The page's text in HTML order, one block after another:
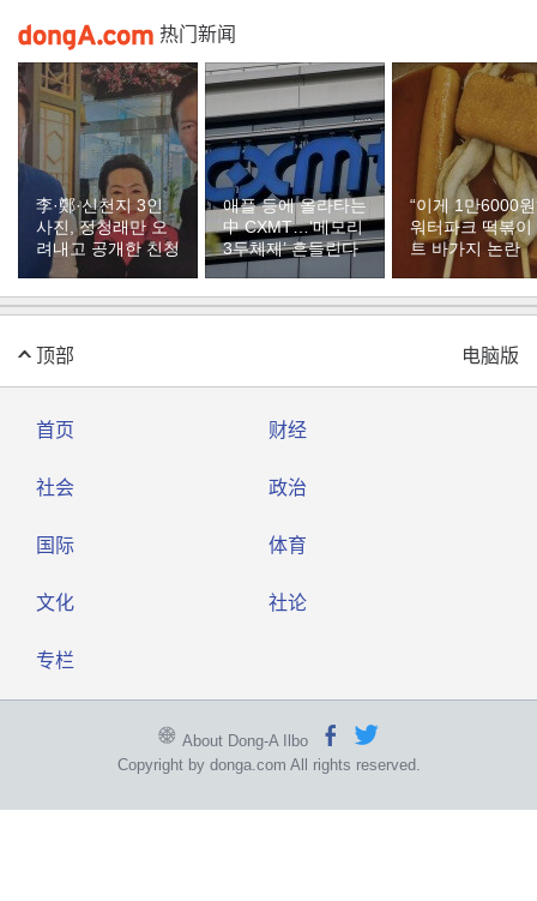
热门新闻
李·鄭·신천지 3인
사진, 정청래만 오
려내고 공개한 친청
애플 등에 올라타는
中 CXMT…‘메모리
3두체제’ 흔들린다
“이게 1만6000원
워터파크 떡볶이
트 바가지 논란
顶部 电脑版
首页 财经
社会 政治
国际 体育
文化 社论
专栏
About Dong-A Ilbo
Copyright by donga.com All rights reserved.